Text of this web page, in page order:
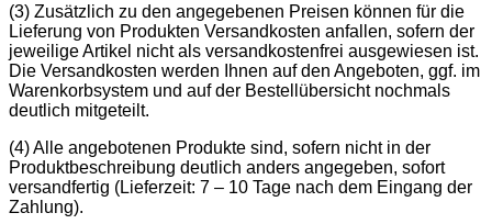
(3) Zusätzlich zu den angegebenen Preisen können für die
Lieferung von Produkten Versandkosten anfallen, sofern der
jeweilige Artikel nicht als versandkostenfrei ausgewiesen ist.
Die Versandkosten werden Ihnen auf den Angeboten, ggf. im
Warenkorbsystem und auf der Bestellübersicht nochmals
deutlich mitgeteilt.
(4) Alle angebotenen Produkte sind, sofern nicht in der
Produktbeschreibung deutlich anders angegeben, sofort
versandfertig (Lieferzeit: 7 – 10 Tage nach dem Eingang der
Zahlung).